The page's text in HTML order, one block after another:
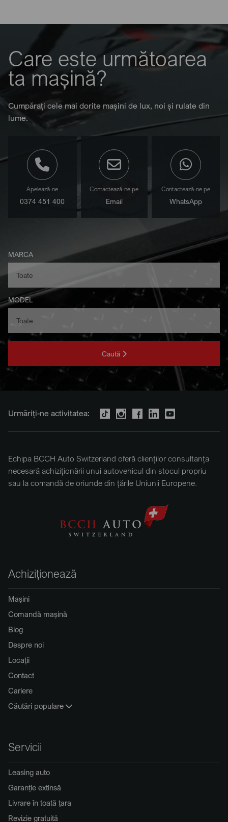
Care este următoarea
ta mașină?
Cumpărați cele mai dorite mașini de lux, noi și rulate din
lume.
Apelează-ne
0374 451 400
Contactează-ne pe
Email
Contactează-ne pe
WhatsApp
MARCA
MODEL
Caută
Urmăriți-ne activitatea:
Echipa BCCH Auto Switzerland oferă clienților consultanța
necesară achiziționării unui autovehicul din stocul propriu
sau la comandă de oriunde din țările Uniunii Europene.
Achiziționează
Mașini
Comandă mașină
Blog
Despre noi
Locații
Contact
Cariere
Căutări populare
Servicii
Leasing auto
Garanție extinsă
Livrare în toată țara
Revizie gratuită